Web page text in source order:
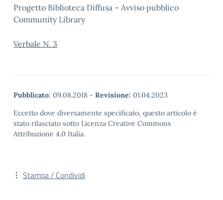
Progetto Biblioteca Diffusa – Avviso pubblico
Community Library
Verbale N. 3
Pubblicato: 09.08.2018 - Revisione: 01.04.2023
Eccetto dove diversamente specificato, questo articolo è
stato rilasciato sotto Licenza Creative Commons
Attribuzione 4.0 Italia.
Stampa / Condividi